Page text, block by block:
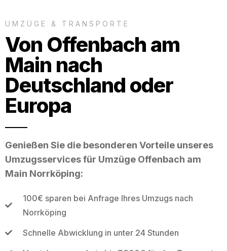
UMZÜGE & TRANSPORTE
Von Offenbach am
Main nach
Deutschland oder
Europa
Genießen Sie die besonderen Vorteile unseres
Umzugsservices für Umzüge Offenbach am
Main Norrköping:
100€ sparen bei Anfrage Ihres Umzugs nach
Norrköping
Schnelle Abwicklung in unter 24 Stunden